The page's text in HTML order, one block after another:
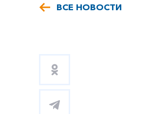
ВСЕ НОВОСТИ